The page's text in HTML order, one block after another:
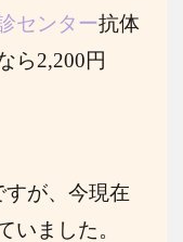
センター抗体
ら2,200円
が、今現在
いました。